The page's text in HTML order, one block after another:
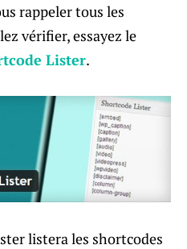
rappeler tous les
vérifier, essayez le
Lister.
listera les shortcodes